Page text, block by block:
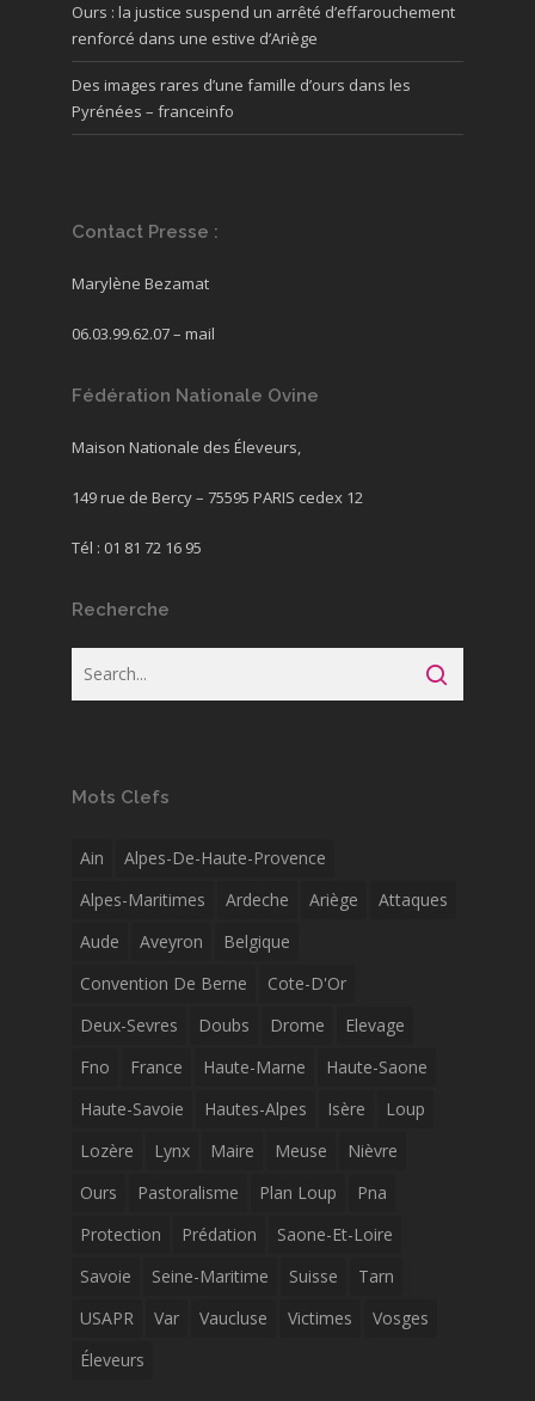
Ours : la justice suspend un arrêté d’effarouchement
renforcé dans une estive d’Ariège
Des images rares d’une famille d’ours dans les
Pyrénées – franceinfo
Contact Presse :
Marylène Bezamat
06.03.99.62.07 – mail
Fédération Nationale Ovine
Maison Nationale des Éleveurs,
149 rue de Bercy – 75595 PARIS cedex 12
Tél : 01 81 72 16 95
Recherche
Mots Clefs
Ain
Alpes-De-Haute-Provence
Alpes-Maritimes
Ardeche Ariège
Attaques
Aude
Aveyron
Belgique
Convention De Berne
Cote-D'Or
Deux-Sevres
Doubs Drome
Elevage
Fno
France Haute-Marne
Haute-Saone
Haute-Savoie
Hautes-Alpes Isère
Loup
Lozère
Lynx Maire Meuse
Nièvre
Ours
Pastoralisme Plan Loup
Pna
Protection
Prédation
Saone-Et-Loire
Savoie
Seine-Maritime Suisse
Tarn
USAPR
Var Vaucluse Victimes
Vosges
Éleveurs